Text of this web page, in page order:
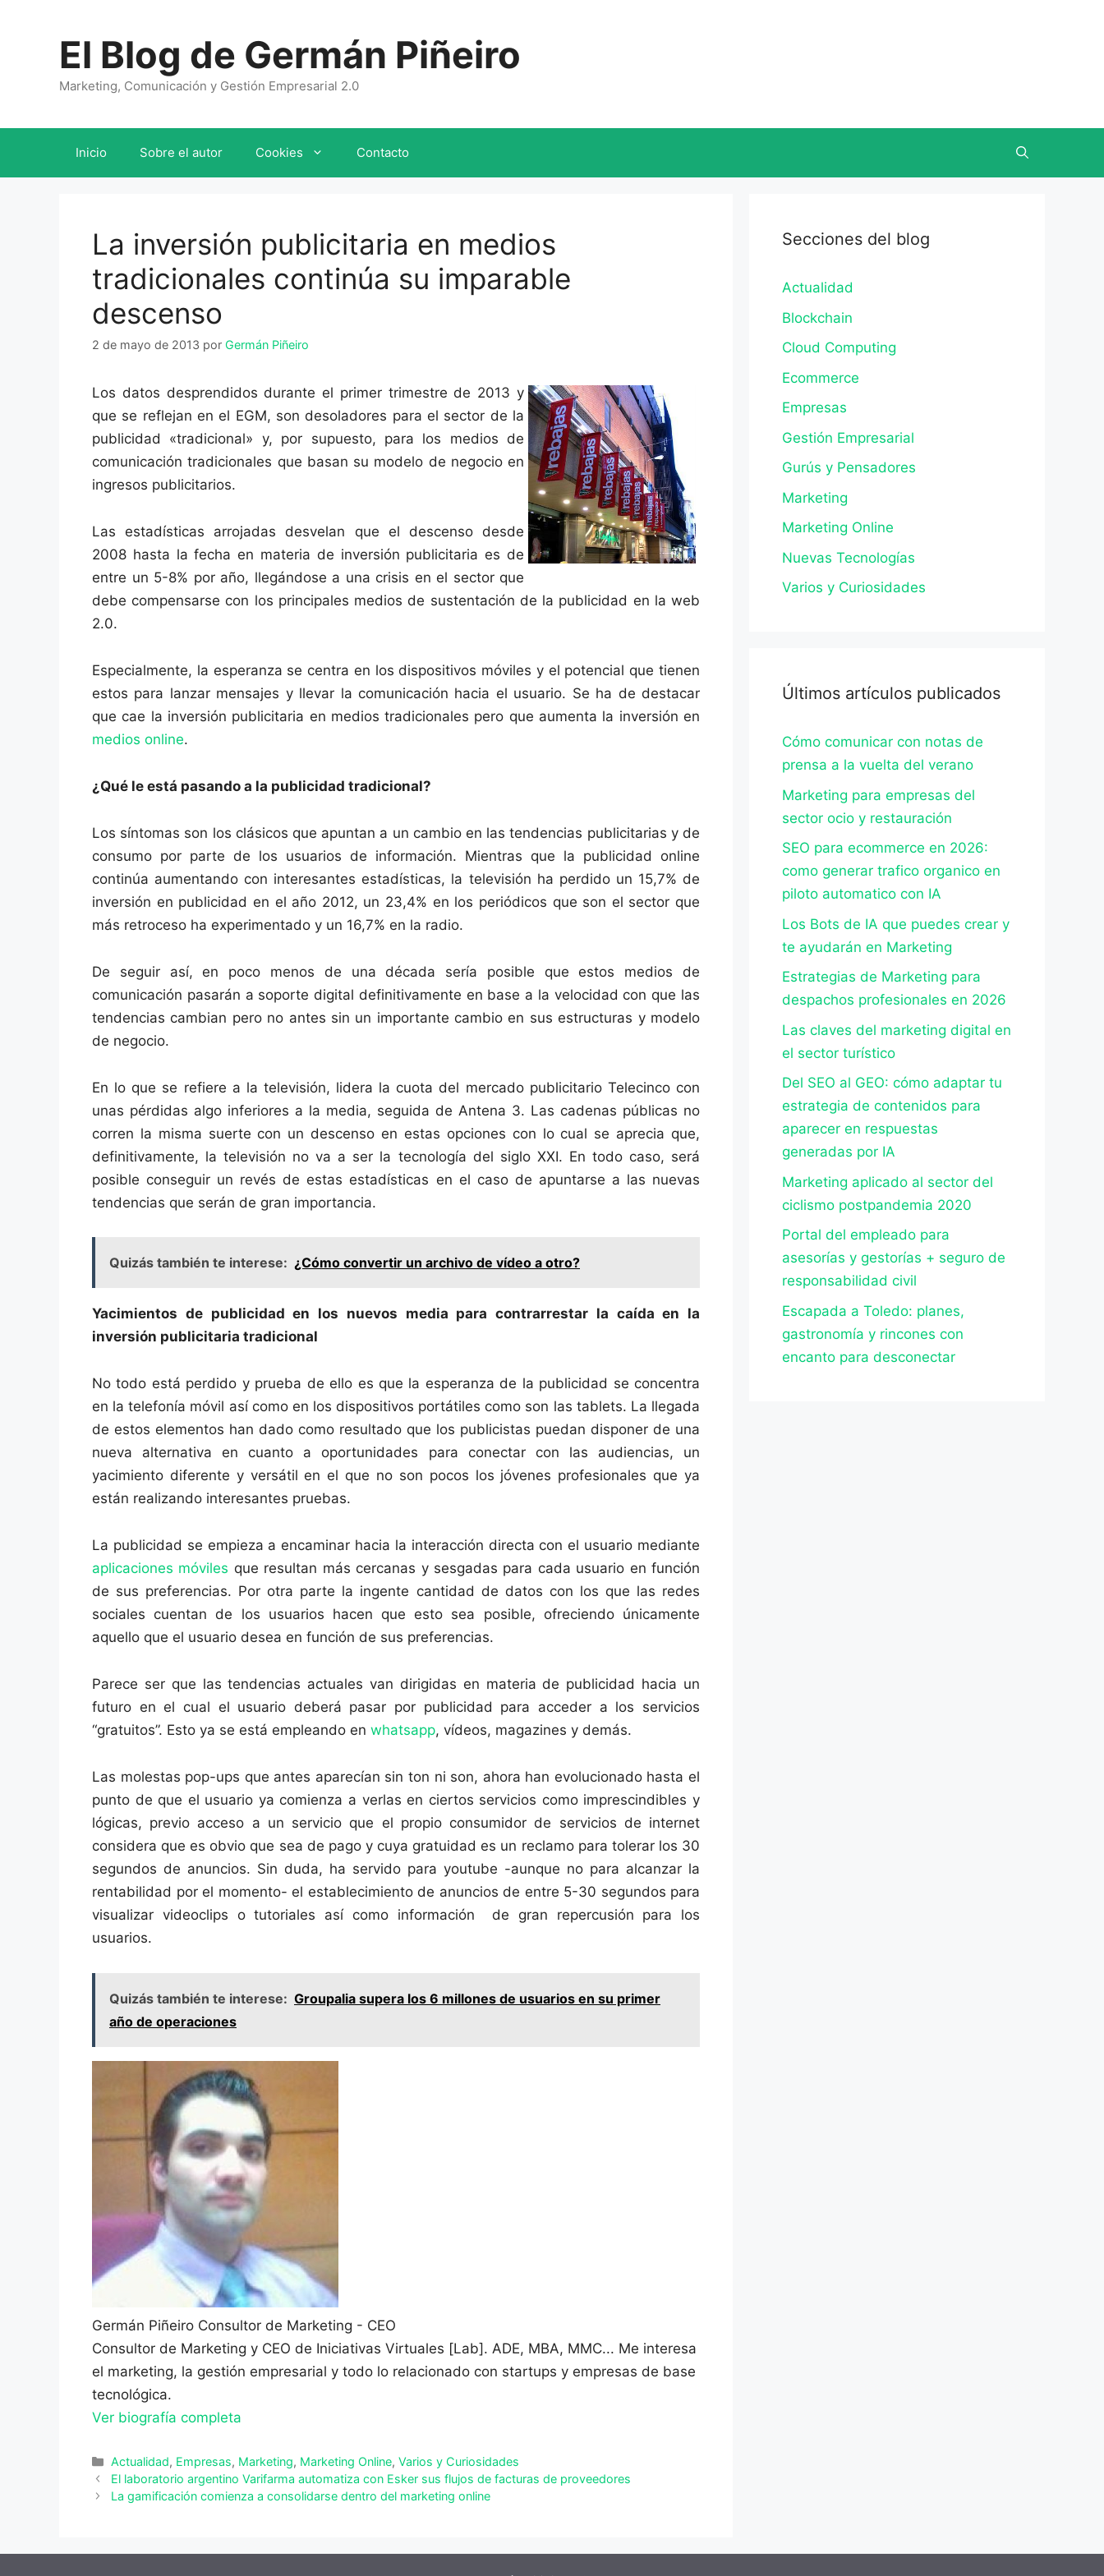
El Blog de Germán Piñeiro
Marketing, Comunicación y Gestión Empresarial 2.0
Inicio Sobre el autor Cookies Contacto
La inversión publicitaria en medios
tradicionales continúa su imparable
descenso
2 de mayo de 2013 por Germán Piñeiro
Los datos desprendidos durante el primer trimestre de 2013 y
que se reflejan en el EGM, son desoladores para el sector de la
publicidad «tradicional» y, por supuesto, para los medios de
comunicación tradicionales que basan su modelo de negocio en
ingresos publicitarios.
Las estadísticas arrojadas desvelan que el descenso desde
2008 hasta la fecha en materia de inversión publicitaria es de
entre un 5-8% por año, llegándose a una crisis en el sector que
debe compensarse con los principales medios de sustentación de la publicidad en la web
2.0.
Especialmente, la esperanza se centra en los dispositivos móviles y el potencial que tienen
estos para lanzar mensajes y llevar la comunicación hacia el usuario. Se ha de destacar
que cae la inversión publicitaria en medios tradicionales pero que aumenta la inversión en
medios online.
¿Qué le está pasando a la publicidad tradicional?
Los síntomas son los clásicos que apuntan a un cambio en las tendencias publicitarias y de
consumo por parte de los usuarios de información. Mientras que la publicidad online
continúa aumentando con interesantes estadísticas, la televisión ha perdido un 15,7% de
inversión en publicidad en el año 2012, un 23,4% en los periódicos que son el sector que
más retroceso ha experimentado y un 16,7% en la radio.
De seguir así, en poco menos de una década sería posible que estos medios de
comunicación pasarán a soporte digital definitivamente en base a la velocidad con que las
tendencias cambian pero no antes sin un importante cambio en sus estructuras y modelo
de negocio.
En lo que se refiere a la televisión, lidera la cuota del mercado publicitario Telecinco con
unas pérdidas algo inferiores a la media, seguida de Antena 3. Las cadenas públicas no
corren la misma suerte con un descenso en estas opciones con lo cual se aprecia que,
definitivamente, la televisión no va a ser la tecnología del siglo XXI. En todo caso, será
posible conseguir un revés de estas estadísticas en el caso de apuntarse a las nuevas
tendencias que serán de gran importancia.
Quizás también te interese: ¿Cómo convertir un archivo de vídeo a otro?
Yacimientos de publicidad en los nuevos media para contrarrestar la caída en la
inversión publicitaria tradicional
No todo está perdido y prueba de ello es que la esperanza de la publicidad se concentra
en la telefonía móvil así como en los dispositivos portátiles como son las tablets. La llegada
de estos elementos han dado como resultado que los publicistas puedan disponer de una
nueva alternativa en cuanto a oportunidades para conectar con las audiencias, un
yacimiento diferente y versátil en el que no son pocos los jóvenes profesionales que ya
están realizando interesantes pruebas.
La publicidad se empieza a encaminar hacia la interacción directa con el usuario mediante
aplicaciones móviles que resultan más cercanas y sesgadas para cada usuario en función
de sus preferencias. Por otra parte la ingente cantidad de datos con los que las redes
sociales cuentan de los usuarios hacen que esto sea posible, ofreciendo únicamente
aquello que el usuario desea en función de sus preferencias.
Parece ser que las tendencias actuales van dirigidas en materia de publicidad hacia un
futuro en el cual el usuario deberá pasar por publicidad para acceder a los servicios
“gratuitos”. Esto ya se está empleando en whatsapp, vídeos, magazines y demás.
Las molestas pop-ups que antes aparecían sin ton ni son, ahora han evolucionado hasta el
punto de que el usuario ya comienza a verlas en ciertos servicios como imprescindibles y
lógicas, previo acceso a un servicio que el propio consumidor de servicios de internet
considera que es obvio que sea de pago y cuya gratuidad es un reclamo para tolerar los 30
segundos de anuncios. Sin duda, ha servido para youtube -aunque no para alcanzar la
rentabilidad por el momento- el establecimiento de anuncios de entre 5-30 segundos para
visualizar videoclips o tutoriales así como información de gran repercusión para los
usuarios.
Quizás también te interese: Groupalia supera los 6 millones de usuarios en su primer
año de operaciones
Germán Piñeiro Consultor de Marketing - CEO
Consultor de Marketing y CEO de Iniciativas Virtuales [Lab]. ADE, MBA, MMC... Me interesa
el marketing, la gestión empresarial y todo lo relacionado con startups y empresas de base
tecnológica.
Ver biografía completa
Categorías
Actualidad, Empresas, Marketing, Marketing Online,Varios y Curiosidades
El laboratorio argentino Varifarma automatiza con Esker sus flujos de facturas de proveedores
La gamificación comienza a consolidarse dentro del marketing online
Secciones del blog
Actualidad
Blockchain
Cloud Computing
Ecommerce
Empresas
Gestión Empresarial
Gurús y Pensadores
Marketing
Marketing Online
Nuevas Tecnologías
Varios y Curiosidades
Últimos artículos publicados
Cómo comunicar con notas de
prensa a la vuelta del verano
Marketing para empresas del
sector ocio y restauración
SEO para ecommerce en 2026:
como generar trafico organico en
piloto automatico con IA
Los Bots de IA que puedes crear y
te ayudarán en Marketing
Estrategias de Marketing para
despachos profesionales en 2026
Las claves del marketing digital en
el sector turístico
Del SEO al GEO: cómo adaptar tu
estrategia de contenidos para
aparecer en respuestas
generadas por IA
Marketing aplicado al sector del
ciclismo postpandemia 2020
Portal del empleado para
asesorías y gestorías + seguro de
responsabilidad civil
Escapada a Toledo: planes,
gastronomía y rincones con
encanto para desconectar